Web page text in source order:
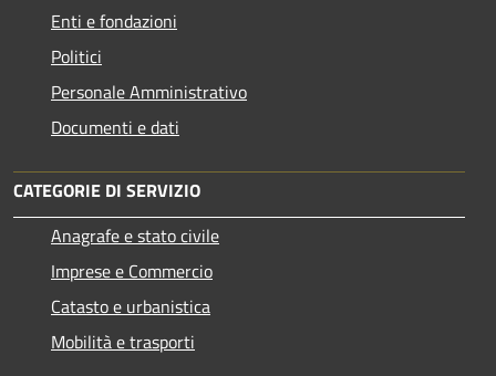
Enti e fondazioni
Politici
Personale Amministrativo
Documenti e dati
CATEGORIE DI SERVIZIO
Anagrafe e stato civile
Imprese e Commercio
Catasto e urbanistica
Mobilità e trasporti